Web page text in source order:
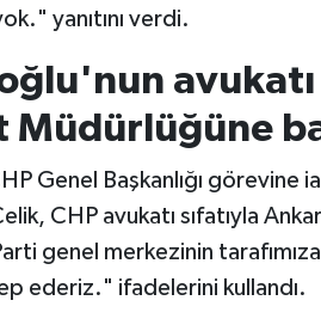
yanıtını verdi.
Müdürlüğüne
Genel Başkanlığı görevine
CHP avukatı sıfatıyla
genel merkezinin
ederiz." ifadelerini kullandı.